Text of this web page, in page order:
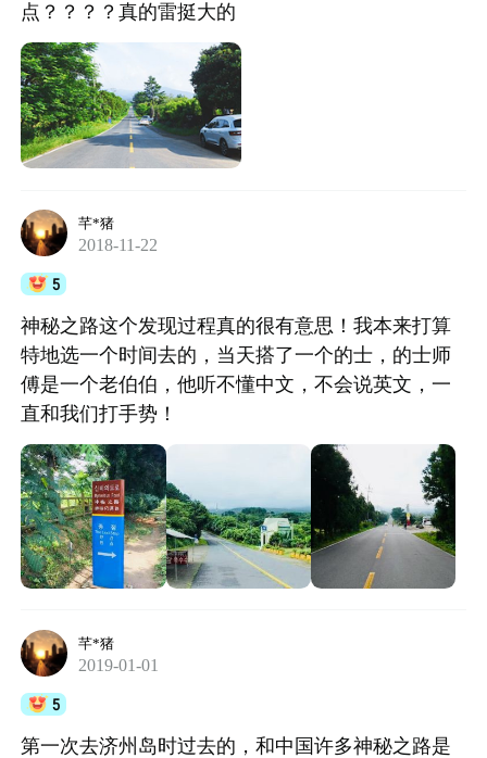
点？？？？真的雷挺大的
芊*猪
2018-11-22
5
神秘之路这个发现过程真的很有意思！我本来打算
特地选一个时间去的，当天搭了一个的士，的士师
傅是一个老伯伯，他听不懂中文，不会说英文，一
直和我们打手势！
芊*猪
2019-01-01
5
第一次去济州岛时过去的，和中国许多神秘之路是